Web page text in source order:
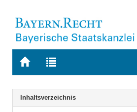
Zur
BAYERN.RECHT
Zur
letzten
Suche
Navigation
Inhaltsverzeichnis